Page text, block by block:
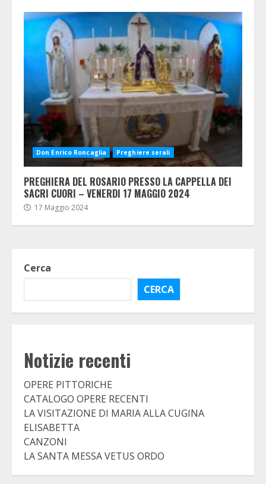
Don Enrico Roncaglia Preghiere serali
PREGHIERA DEL ROSARIO PRESSO LA CAPPELLA DEI
SACRI CUORI – VENERDI 17 MAGGIO 2024
17 Maggio 2024
Cerca
CERCA
Notizie recenti
OPERE PITTORICHE
CATALOGO OPERE RECENTI
LA VISITAZIONE DI MARIA ALLA CUGINA
ELISABETTA
CANZONI
LA SANTA MESSA VETUS ORDO